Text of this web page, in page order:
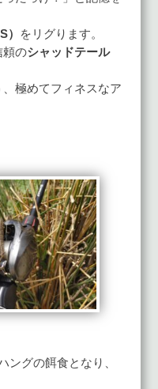
）
をリグります。
頼のシャッドテール
極めてフィネスなア
ングの餌食となり、